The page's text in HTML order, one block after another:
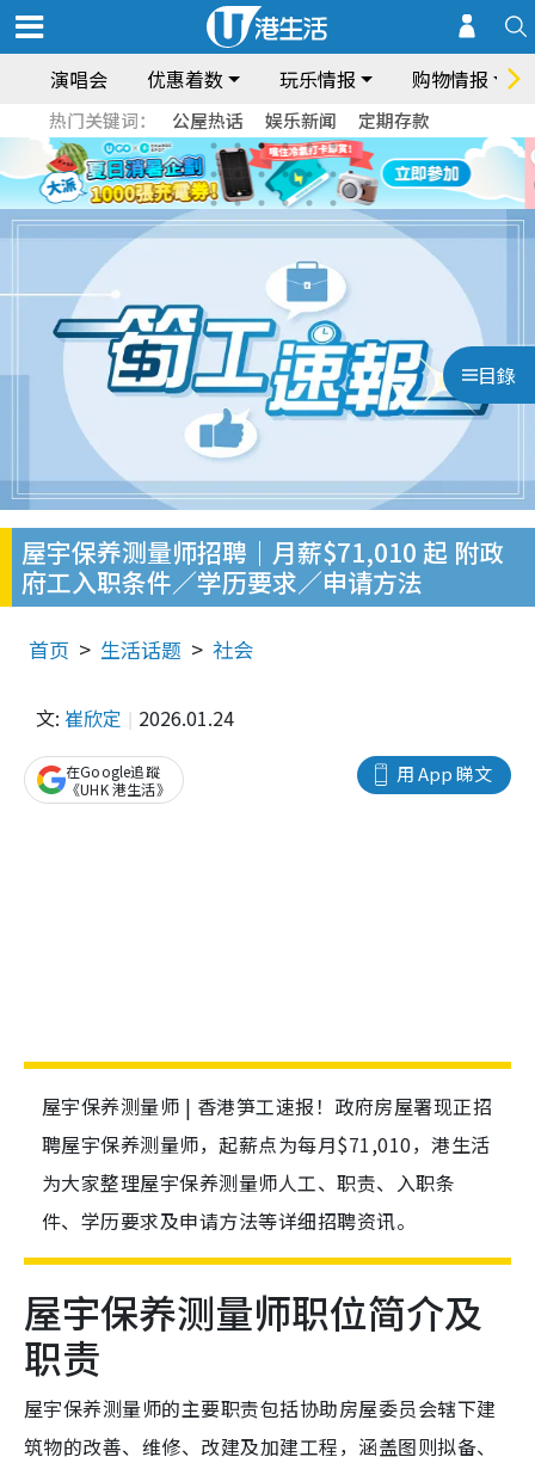
演唱会 优惠着数 玩乐情报 购物情报
热门关键词： 公屋热话 娱乐新闻 定期存款
目錄
屋宇保养测量师招聘｜月薪$71,010 起 附政
府工入职条件／学历要求／申请方法
首页 生活话题 社会
文: 崔欣定 2026.01.24
用 App 睇文
在Google追蹤
《UHK 港生活》
屋宇保养测量师 | 香港笋工速报！政府房屋署现正招
聘屋宇保养测量师，起薪点为每月$71,010，港生活
为大家整理屋宇保养测量师人工、职责、入职条
件、学历要求及申请方法等详细招聘资讯。
屋宇保养测量师职位简介及
职责
屋宇保养测量师的主要职责包括协助房屋委员会辖下建
筑物的改善、维修、改建及加建工程，涵盖图则拟备、